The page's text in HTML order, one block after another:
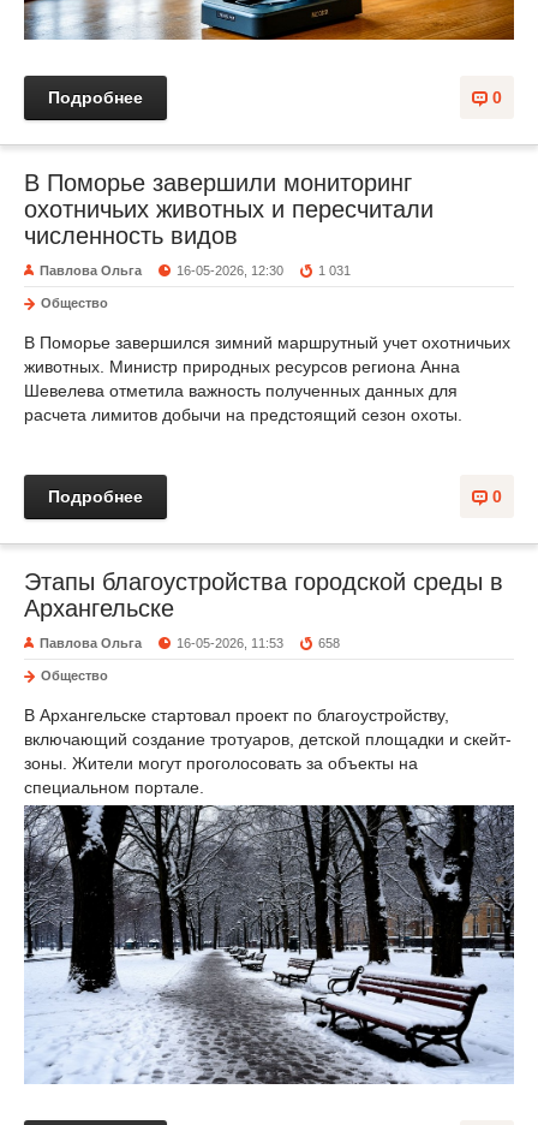
0
Подробнее
В Поморье завершили мониторинг
охотничьих животных и пересчитали
численность видов
Павлова Ольга 16-05-2026, 12:30 1 031
Общество
В Поморье завершился зимний маршрутный учет охотничьих
животных. Министр природных ресурсов региона Анна
Шевелева отметила важность полученных данных для
расчета лимитов добычи на предстоящий сезон охоты.
0
Подробнее
Этапы благоустройства городской среды в
Архангельске
Павлова Ольга 16-05-2026, 11:53 658
Общество
В Архангельске стартовал проект по благоустройству,
включающий создание тротуаров, детской площадки и скейт-
зоны. Жители могут проголосовать за объекты на
специальном портале.